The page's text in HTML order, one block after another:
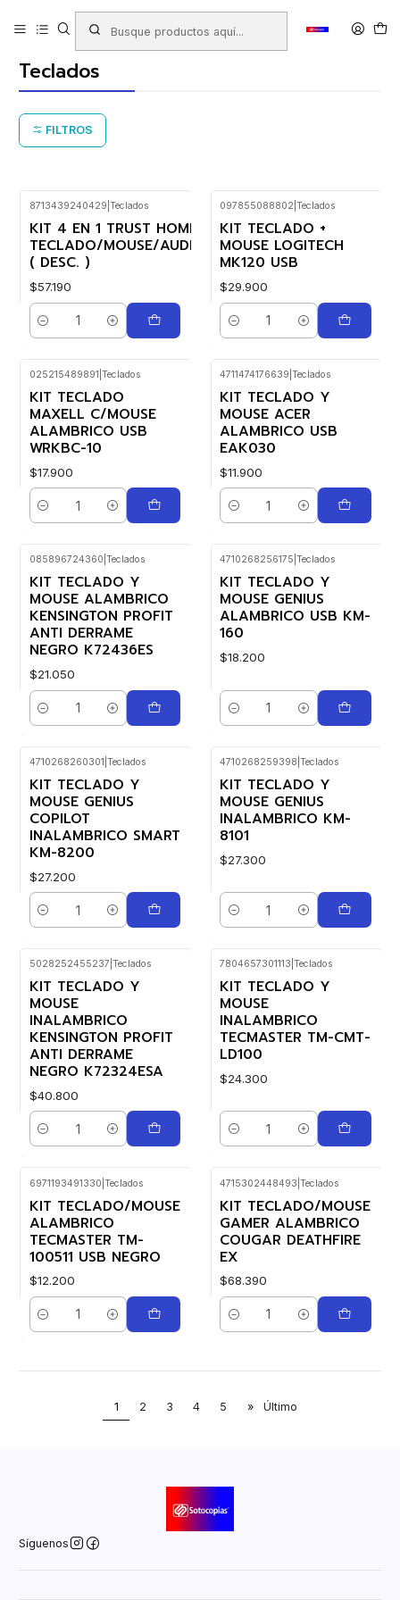
Productos TECNOLOGÍA Teclados
Teclados
FILTROS
8713439240429 Teclados
KIT 4 EN 1 TRUST HOME OFFICE
TECLADO/MOUSE/AUDIFONO/WEBCAM
( DESC. )
$57.190
Cantidad
097855088802 Teclados
KIT TECLADO +
MOUSE LOGITECH
MK120 USB
$29.900
Cantidad
025215489891 Teclados
KIT TECLADO
MAXELL C/MOUSE
ALAMBRICO USB
WRKBC-10
$17.900
Cantidad
4711474176639 Teclados
KIT TECLADO Y
MOUSE ACER
ALAMBRICO USB
EAK030
$11.900
Cantidad
085896724360 Teclados
KIT TECLADO Y
MOUSE ALAMBRICO
KENSINGTON PROFIT
ANTI DERRAME
NEGRO K72436ES
$21.050
Cantidad
4710268256175 Teclados
KIT TECLADO Y
MOUSE GENIUS
ALAMBRICO USB KM-
160
$18.200
Cantidad
4710268260301 Teclados
KIT TECLADO Y
MOUSE GENIUS
COPILOT
INALAMBRICO SMART
KM-8200
$27.200
Cantidad
4710268259398 Teclados
KIT TECLADO Y
MOUSE GENIUS
INALAMBRICO KM-
8101
$27.300
Cantidad
5028252455237 Teclados
KIT TECLADO Y
MOUSE
INALAMBRICO
KENSINGTON PROFIT
ANTI DERRAME
NEGRO K72324ESA
$40.800
Cantidad
7804657301113 Teclados
KIT TECLADO Y
MOUSE
INALAMBRICO
TECMASTER TM-CMT-
LD100
$24.300
Cantidad
6971193491330 Teclados
KIT TECLADO/MOUSE
ALAMBRICO
TECMASTER TM-
100511 USB NEGRO
$12.200
Cantidad
4715302448493 Teclados
KIT TECLADO/MOUSE
GAMER ALAMBRICO
COUGAR DEATHFIRE
EX
$68.390
Cantidad
1 2 3 4 5 » Último
Síguenos